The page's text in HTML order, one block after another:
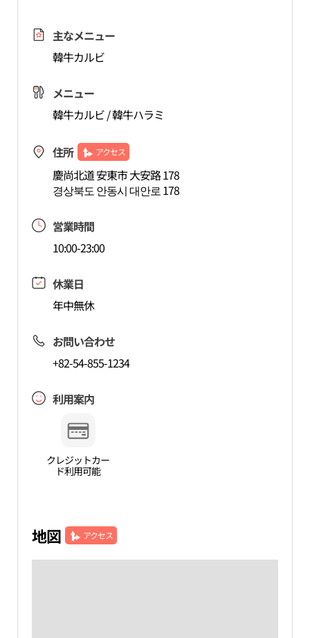
主なメニュー
韓牛カルビ
メニュー
韓牛カルビ / 韓牛ハラミ
住所 アクセス
慶尚北道 安東市 大安路 178
경상북도 안동시 대안로 178
営業時間
10:00-23:00
休業日
年中無休
お問い合わせ
+82-54-855-1234
利用案内
クレジットカー
ド利用可能
地図 アクセス